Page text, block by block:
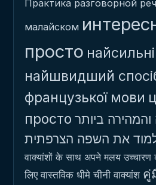
Практика разговорной
малайском
просто
найшвидший
французької мови
просто ביותר
את השפה הצרפתית
वाक्यांशों के साथ अपने मलय उच्चारण
लिए वास्तविक धीमे चीनी वाक्यांश คู่